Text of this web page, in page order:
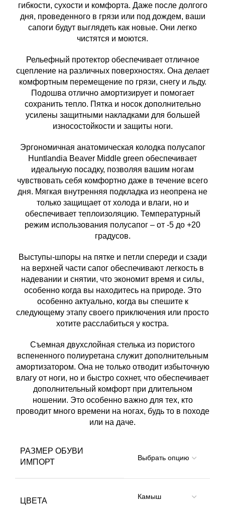
гибкости, сухости и комфорта. Даже после долгого
дня, проведенного в грязи или под дождем, ваши
сапоги будут выглядеть как новые. Они легко
чистятся и моются.
Рельефный протектор обеспечивает отличное
сцепление на различных поверхностях. Она делает
комфортным перемещение по грязи, снегу и льду.
Подошва отлично амортизирует и помогает
сохранить тепло. Пятка и носок дополнительно
усилены защитными накладками для большей
износостойкости и защиты ноги.
Эргономичная анатомическая колодка полусапог
Huntlandia Beaver Middle green обеспечивает
идеальную посадку, позволяя вашим ногам
чувствовать себя комфортно даже в течение всего
дня. Мягкая внутренняя подкладка из неопрена не
только защищает от холода и влаги, но и
обеспечивает теплоизоляцию. Температурный
режим использования полусапог – от -5 до +20
градусов.
Выступы-шпоры на пятке и петли спереди и сзади
на верхней части сапог обеспечивают легкость в
надевании и снятии, что экономит время и силы,
особенно когда вы находитесь на природе. Это
особенно актуально, когда вы спешите к
следующему этапу своего приключения или просто
хотите расслабиться у костра.
Съемная двухслойная стелька из пористого
вспененного полиуретана служит дополнительным
амортизатором. Она не только отводит избыточную
влагу от ноги, но и быстро сохнет, что обеспечивает
дополнительный комфорт при длительном
ношении. Это особенно важно для тех, кто
проводит много времени на ногах, будь то в походе
или на даче.
РАЗМЕР ОБУВИ
ИМПОРТ
ЦВЕТА